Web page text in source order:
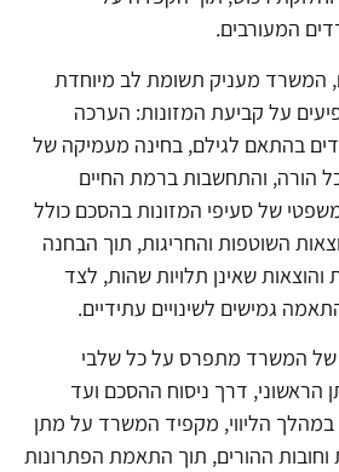
המעורבים.
המשרד מעניק תשומת לב מיוחדת
על קביעת המזונות: הערכה
בהתאם לגילם, בחינה מעמיקה של
הורה, והתחשבות ברמת החיים
של סעיפי המזונות בהסכם כולל
השוטפות והחריגות, תוך הבחנה
והוצאות שאינן תלויות שהות, לצד
גמישים לשינויים עתידיים.
של המשרד מתפרס על כל שלבי
דרך ניסוח ההסכם ועד
הליווי, מקפיד המשרד על מתן
וחובות ההורים, תוך התאמת הפתרונות